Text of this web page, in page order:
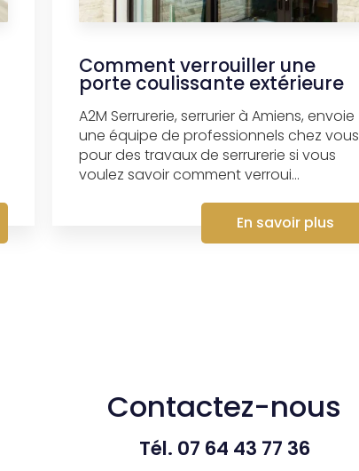
Comment verrouiller une
porte coulissante extérieure
A2M Serrurerie, serrurier à Amiens, envoie
une équipe de professionnels chez vous
pour des travaux de serrurerie si vous
voulez savoir comment verroui...
En savoir plus
Contactez-nous
Tél. 07 64 43 77 36